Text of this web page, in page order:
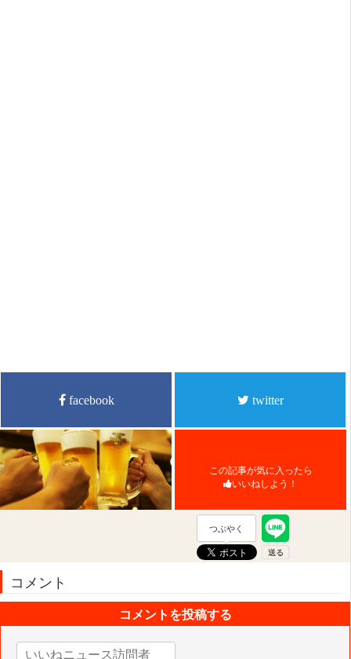
facebook twitter
この記事が気に入ったら
いいねしよう！
つぶやく
コメント
コメントを投稿する